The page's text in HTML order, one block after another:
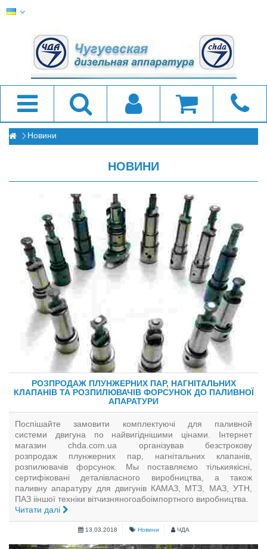
Новини
НОВИНИ
РОЗПРОДАЖ ПЛУНЖЕРНИХ ПАР, НАГНІТАЛЬНИХ
КЛАПАНІВ ТА РОЗПИЛЮВАЧІВ ФОРСУНОК ДО ПАЛИВНОЇ
АПАРАТУРИ
Поспішайте замовити комплектуючі для паливной
системи двигуна по найвигіднішими цінами. Інтернет
магазин chda.com.ua організував безстрокову
розпродаж плунжерних пар, нагнітальних клапанів,
розпилювачів форсунок. Мы поставляємо тількиякісні,
сертифіковані деталівласного виробництва, а також
паливну апаратуру для двигунів КАМАЗ, МТЗ, МАЗ, УТН,
ПАЗ ііншої техніки вітчизняногоабоімпортного виробництва.
Читати далі
13.03.2018 Новини ЧДА